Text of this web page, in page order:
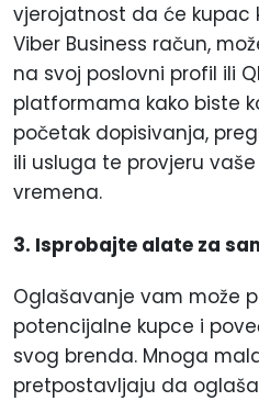
vjerojatnost da će kupac
Viber Business račun,
na svoj poslovni profil ili
platformama kako biste
početak dopisivanja,
ili usluga te provjeru
vremena.
3. Isprobajte alate za
Oglašavanje vam može
potencijalne kupce i
svog brenda. Mnoga
pretpostavljaju da